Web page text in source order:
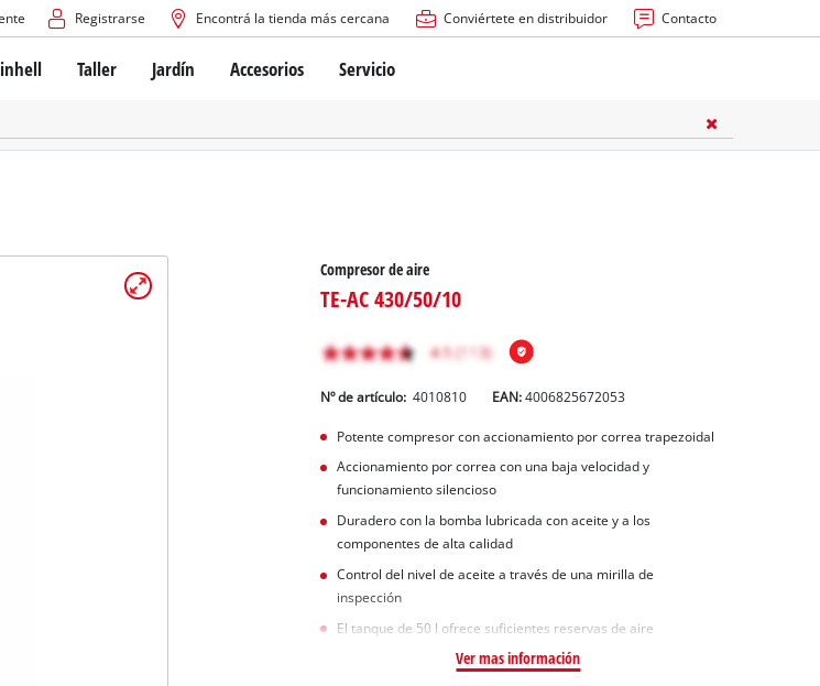
Registrarse Encontrá la tienda más cercana Conviértete en distribuidor Contacto
X-Change
X-Change
X-Change
Taller
Atornilladores inalámbricos
Taladros de columna
Routers para madera
Jardín
Cortadoras de césped a batería
Cortadoras de césped manuales
Bombas para casa y jardín
Bombas de profundidad para pozos
Accesorios Servicio
Compresor de aire
TE-AC 430/50/10
Nº de artículo: 4010810 EAN:4006825672053
Potente compresor con accionamiento por correa trapezoidal
Accionamiento por correa con una baja velocidad y
funcionamiento silencioso
Duradero con la bomba lubricada con aceite y a los
componentes de alta calidad
Control del nivel de aceite a través de una mirilla de
inspección
El tanque de 50 l ofrece suficientes reservas de aire
Ver mas información